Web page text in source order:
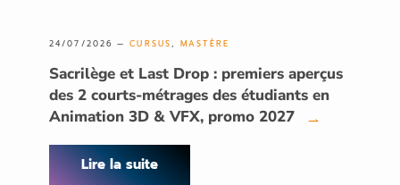
24/07/2026 —CURSUS,MASTÈRE
Sacrilège et Last Drop : premiers aperçus
des 2 courts-métrages des étudiants en
Animation 3D & VFX, promo 2027
→
Lire la suite